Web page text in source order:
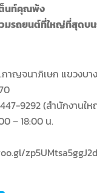
ต็นท์คุณพ้ง
วมรถยนต์ที่ใหญ่ที่สุดบ
กาญจนาภิเษก แขวงบ
9292 (สำนักงานใ
– 18:00 น.